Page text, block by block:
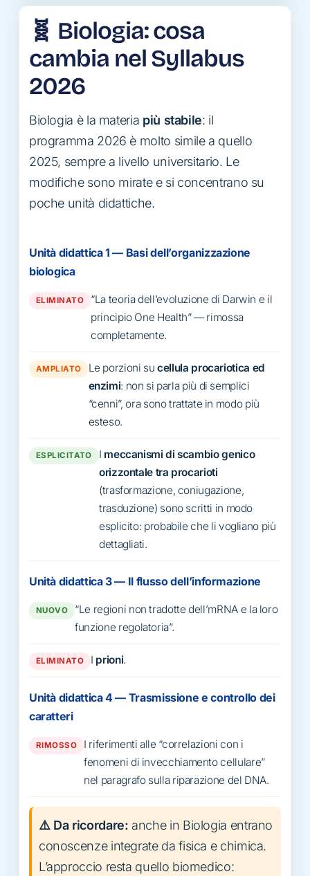
🧬 Biologia: cosa
cambia nel Syllabus
2026
Biologia è la materia più stabile: il
programma 2026 è molto simile a quello
2025, sempre a livello universitario. Le
modifiche sono mirate e si concentrano su
poche unità didattiche.
Unità didattica 1 — Basi dell’organizzazione
biologica
ELIMINATO
“La teoria dell’evoluzione di Darwin e il
principio One Health” — rimossa
completamente.
AMPLIATO Le porzioni sucellula procariotica ed
enzimi: non si parla più di semplici
“cenni”, ora sono trattate in modo più
esteso.
ESPLICITATO I meccanismi di scambio genico
orizzontale tra procarioti
(trasformazione, coniugazione,
trasduzione) sono scritti in modo
esplicito: probabile che li vogliano più
dettagliati.
Unità didattica 3 — Il flusso dell’informazione
NUOVO
“Le regioni non tradotte dell’mRNA e la loro
funzione regolatoria”.
ELIMINATO I prioni.
Unità didattica 4 — Trasmissione e controllo dei
caratteri
RIMOSSO
I riferimenti alle “correlazioni con i
fenomeni di invecchiamento cellulare”
nel paragrafo sulla riparazione del DNA.
⚠️ Da ricordare: anche in Biologia entrano
conoscenze integrate da fisica e chimica.
L’approccio resta quello biomedico: